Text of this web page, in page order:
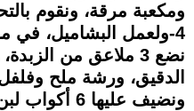
ومكعبة مرقة، ونقوم
4-ولعمل البشاميل، في
الدقيق، ورشة ملح
ونضيف عليها